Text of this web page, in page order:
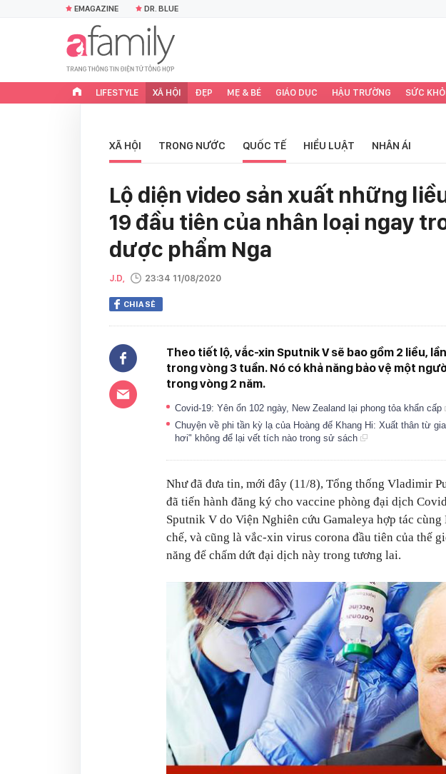
EMAGAZINE DR. BLUE
LIFESTYLE XÃ HỘI ĐẸP MẸ & BÉ GIÁO DỤC HẬU TRƯỜNG SỨC
XÃ HỘI TRONG NƯỚC QUỐC TẾ HIỂU LUẬT NHÂN ÁI
Lộ diện video sản xuất những
19 đầu tiên của nhân loại ngay
dược phẩm Nga
J.D, 23:34 11/08/2020
CHIA SẺ
Theo tiết lộ, vắc-xin Sputnik V sẽ bao gồm 2 liều,
trong vòng 3 tuần. Nó có khả năng bảo vệ một
trong vòng 2 năm.
Covid-19: Yên ổn 102 ngày, New Zealand lại phong tỏa khẩn cấp
Chuyện về phi tần kỳ lạ của Hoàng đế Khang Hi: Xuất thân từ
hơi" không để lại vết tích nào trong sử sách
Như đã đưa tin, mới đây (11/8), Tổng thống Vladimir
đã tiến hành đăng ký cho vaccine phòng đại dịch
Sputnik V do Viện Nghiên cứu Gamaleya hợp tác
chế, và cũng là vắc-xin virus corona đầu tiên của thế
năng để chấm dứt đại dịch này trong tương lai.